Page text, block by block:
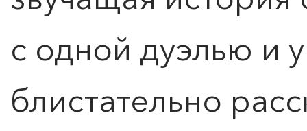
с одной дуэлью и
блистательно